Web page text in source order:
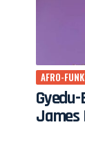
AFRO-FUNK
James